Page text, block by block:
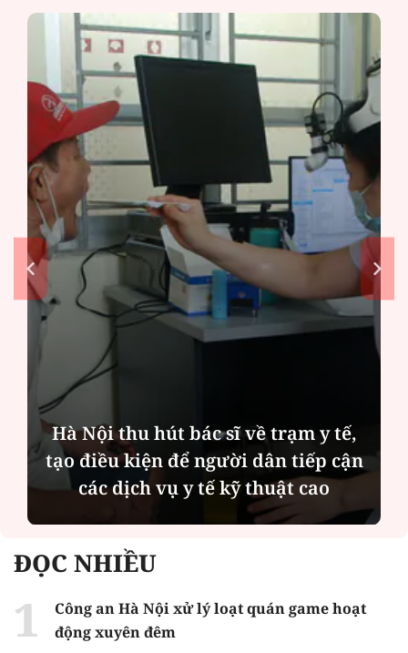
Diễn đàn tháng 8: Ca sĩ Duyên
Quỳnh càng trân trọng thời gian
bên cha sau biến cố của gia đình
ĐỌC NHIỀU
Công an Hà Nội xử lý loạt quán game hoạt
động xuyên đêm